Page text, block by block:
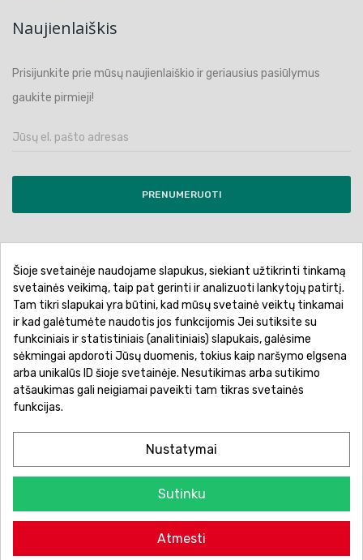
Naujienlaiškis
Prisijunkite prie mūsų naujienlaiškio ir geriausius pasiūlymus
gaukite pirmieji!
PRENUMERUOTI
Pirkimo sąlygos ir taisyklės
Privatumo politika
Garantinis aptarnavimas
Prekių pristatymas
Prekių grąžinimas
Atsiskaitymo būdai
Šioje svetainėje naudojame slapukus, siekiant užtikrinti tinkamą
svetainės veikimą, taip pat gerinti ir analizuoti lankytojų patirtį.
Tam tikri slapukai yra būtini, kad mūsų svetainė veiktų tinkamai
ir kad galėtumėte naudotis jos funkcijomis Jei sutiksite su
funkciniais ir statistiniais (analitiniais) slapukais, galėsime
sėkmingai apdoroti Jūsų duomenis, tokius kaip naršymo elgsena
arba unikalūs ID šioje svetainėje. Nesutikimas arba sutikimo
atšaukimas gali neigiamai paveikti tam tikras svetainės
funkcijas.
Nustatymai
Sutinku
Atmesti